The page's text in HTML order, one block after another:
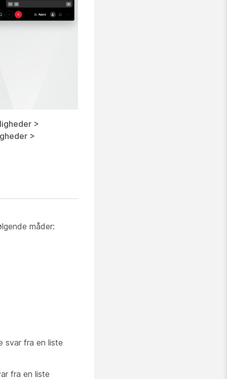
>
>
måder:
svar fra en liste
fra en liste